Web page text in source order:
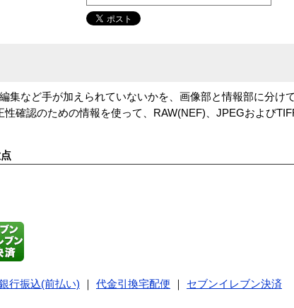
集など手が加えられていないかを、画像部と情報部に分け
確認のための情報を使って、RAW(NEF)、JPEGおよび
行振込(前払い) 代金引換宅配便
セブンイレブン決済